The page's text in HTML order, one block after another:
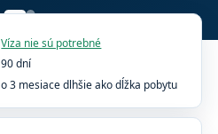
Víza nie sú potrebné
90 dní
o 3 mesiace dlhšie ako dĺžka pobytu